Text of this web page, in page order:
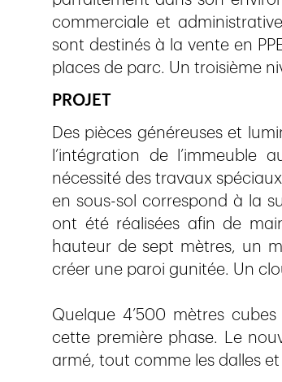
commerciale et
sont destinés à la vente en
places de parc. Un troisième
PROJET
Des pièces généreuses et
l’intégration de l’immeuble
nécessité des travaux
en sous-sol correspond à la
ont été réalisées afin de
hauteur de sept mètres, un
créer une paroi gunitée. Un
Quelque 4’500 mètres
cette première phase. Le
armé, tout comme les dalles